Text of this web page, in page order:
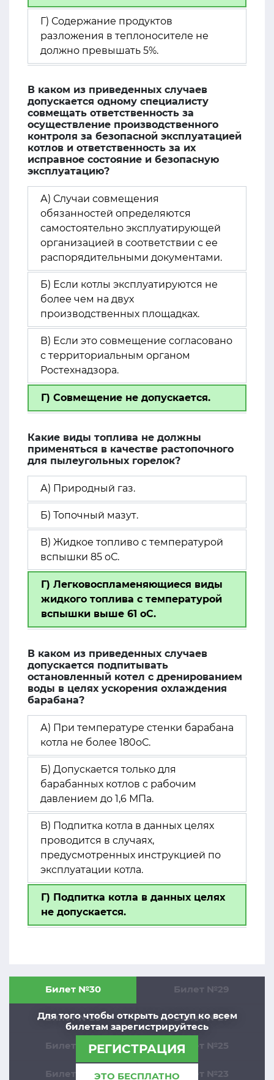
Г) Содержание продуктов
разложения в теплоносителе не
должно превышать 5%.
В каком из приведенных случаев
допускается одному специалисту
совмещать ответственность за
осуществление производственного
контроля за безопасной эксплуатацией
котлов и ответственность за их
исправное состояние и безопасную
эксплуатацию?
А) Случаи совмещения
обязанностей определяются
самостоятельно эксплуатирующей
организацией в соответствии с ее
распорядительными документами.
Б) Если котлы эксплуатируются не
более чем на двух
производственных площадках.
В) Если это совмещение согласовано
с территориальным органом
Ростехнадзора.
Г) Совмещение не допускается.
Какие виды топлива не должны
применяться в качестве растопочного
для пылеугольных горелок?
А) Природный газ.
Б) Топочный мазут.
В) Жидкое топливо с температурой
вспышки 85 оС.
Г) Легковоспламеняющиеся виды
жидкого топлива с температурой
вспышки выше 61 оС.
В каком из приведенных случаев
допускается подпитывать
остановленный котел с дренированием
воды в целях ускорения охлаждения
барабана?
А) При температуре стенки барабана
котла не более 180оС.
Б) Допускается только для
барабанных котлов с рабочим
давлением до 1,6 МПа.
В) Подпитка котла в данных целях
проводится в случаях,
предусмотренных инструкцией по
эксплуатации котла.
Г) Подпитка котла в данных целях
не допускается.
Для того чтобы открыть доступ ко всем
билетам зарегистрируйтесь
РЕГИСТРАЦИЯ
ЭТО БЕСПЛАТНО
Билет №30 Билет №29
Билет №28 Билет №27
Билет №26 Билет №25
Билет №24 Билет №23